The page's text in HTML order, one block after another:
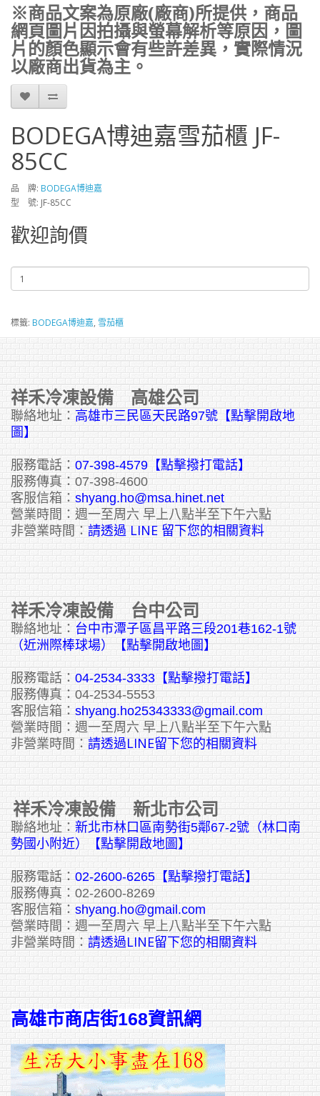
※商品文案為原廠(廠商)所提供，商品
網頁圖片因拍攝與螢幕解析等原因，圖
片的顏色顯示會有些許差異，實際情況
以廠商出貨為主。
BODEGA博迪嘉雪茄櫃 JF-
85CC
品 牌: BODEGA博迪嘉
型 號: JF-85CC
歡迎詢價
標籤: BODEGA博迪嘉, 雪茄櫃
祥禾冷凍設備 高雄公司
聯絡地址： 高雄市三民區天民路97號【點擊開啟地
圖】
服務電話： 07-398-4579【點擊撥打電話】
服務傳真：07-398-4600
客服信箱： shyang.ho@msa.hinet.net
營業時間：週一至周六 早上八點半至下午六點
非營業時間： 請透過 LINE 留下您的相關資料
祥禾冷凍設備 台中公司
聯絡地址： 台中市潭子區昌平路三段201巷162-1號
（近洲際棒球場）【點擊開啟地圖】
服務電話： 04-2534-3333 【點擊撥打電話】
服務傳真：04-2534-5553
客服信箱： shyang.ho25343333@gmail.com
營業時間：週一至周六 早上八點半至下午六點
非營業時間： 請透過LINE留下您的相關資料
祥禾冷凍設備 新北市公司
聯絡地址： 新北市林口區南勢街5鄰67-2號（林口南
勢國小附近）【點擊開啟地圖】
服務電話： 02-2600-6265 【點擊撥打電話】
服務傳真：02-2600-8269
客服信箱： shyang.ho@gmail.com
營業時間：週一至周六 早上八點半至下午六點
非營業時間： 請透過LINE留下您的相關資料
高雄市商店街168資訊網